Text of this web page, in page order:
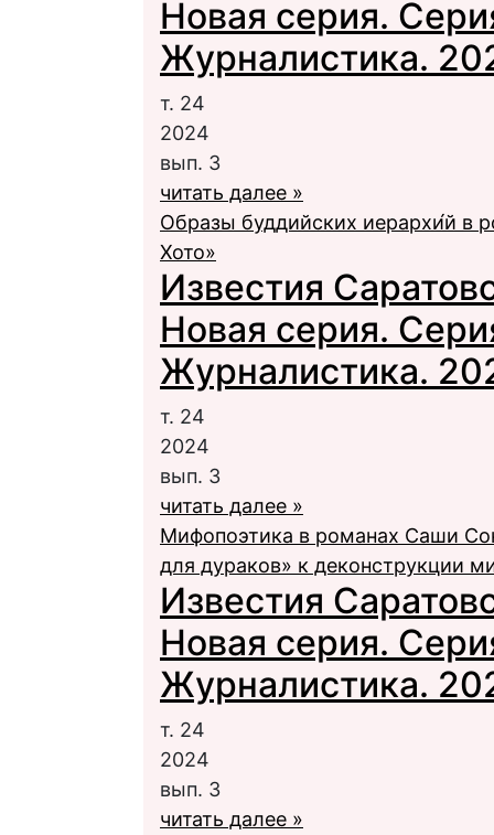
Новая серия.
Журналистика.
т. 24
2024
вып. 3
читать далее »
Образы буддийских иерархи́й в
Хото»
Известия
Новая серия.
Журналистика.
т. 24
2024
вып. 3
читать далее »
Мифопоэтика в романах Саши
для дураков» к деконструкции
Известия
Новая серия.
Журналистика.
т. 24
2024
вып. 3
читать далее »